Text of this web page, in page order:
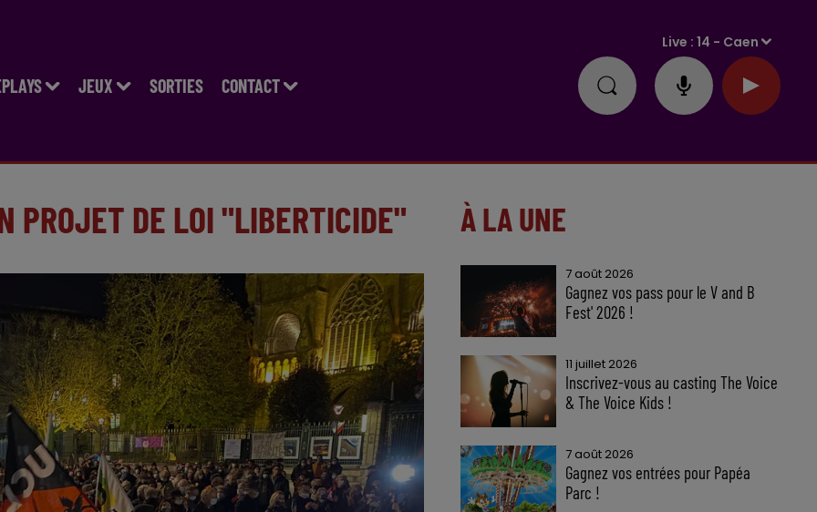
JEUX SORTIES CONTACT
Live :14 - Caen
PROJET DE LOI "LIBERTICIDE" À LA UNE
7 août 2026
Gagnez vos pass pour le V and B
Fest' 2026 !
11 juillet 2026
Inscrivez-vous au casting The Voice
& The Voice Kids !
7 août 2026
Gagnez vos entrées pour Papéa
Parc !